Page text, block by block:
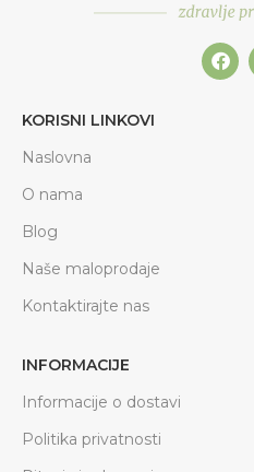
KORISNI LINKOVI
Naslovna
O nama
Blog
Naše maloprodaje
Kontaktirajte nas
INFORMACIJE
Informacije o dostavi
Politika privatnosti